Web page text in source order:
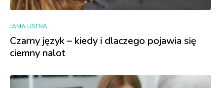
JAMA USTNA
Czarny język – kiedy i dlaczego pojawia się
ciemny nalot